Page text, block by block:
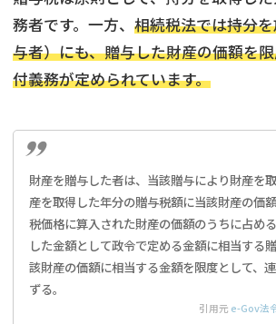
務者です。一方、 相続税法では持分
与者）にも、贈与した財産の価額を
付義務が定められています。
財産を贈与した者は、当該贈与により財産を
産を取得した年分の贈与税額に当該財産の価
税価格に算入された財産の価額のうちに占め
した金額として政令で定める金額に相当する
該財産の価額に相当する金額を限度として、
ずる。
引用元 e-Gov法